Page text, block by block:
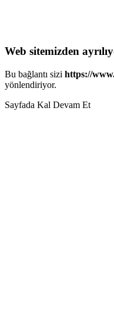
Web sitemizden
Bu bağlantı sizi https://
yönlendiriyor.
Sayfada Kal Devam Et